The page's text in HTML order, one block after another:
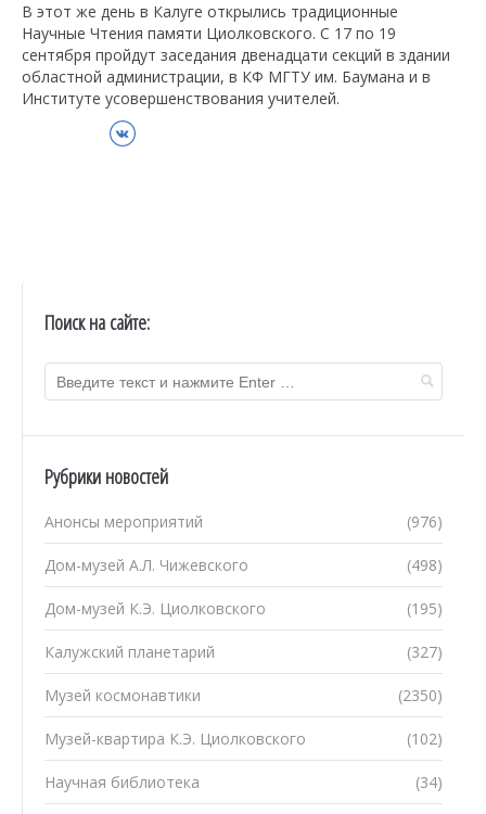
В этот же день в Калуге открылись традиционные
Научные Чтения памяти Циолковского. С 17 по 19
сентября пройдут заседания двенадцати секций в здании
областной администрации, в КФ МГТУ им. Баумана и в
Институте усовершенствования учителей.
ВКонтакте
Поиск на сайте:
Рубрики новостей
(976)
Анонсы мероприятий
(498)
Дом-музей А.Л. Чижевского
(195)
Дом-музей К.Э. Циолковского
(327)
Калужский планетарий
(2350)
Музей космонавтики
(102)
Музей-квартира К.Э. Циолковского
(34)
Научная библиотека